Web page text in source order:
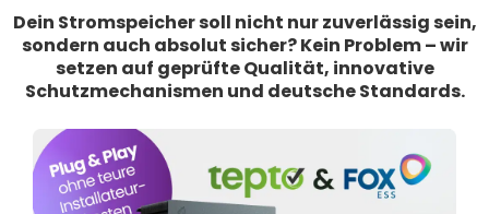
Dein Stromspeicher soll nicht nur zuverlässig sein,
sondern auch absolut sicher? Kein Problem – wir
setzen auf geprüfte Qualität, innovative
Schutzmechanismen und deutsche Standards.